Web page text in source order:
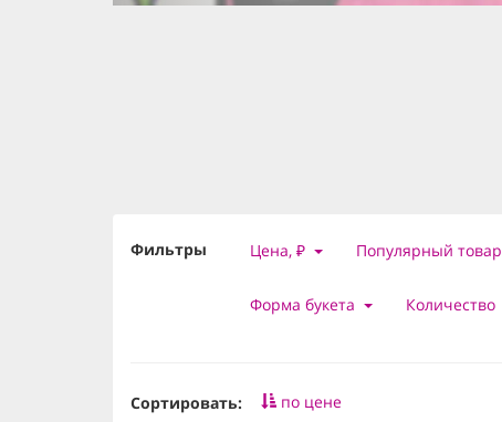
Фильтры Цена, ₽ Популярный товар
Форма букета Количество
Сортировать: по цене